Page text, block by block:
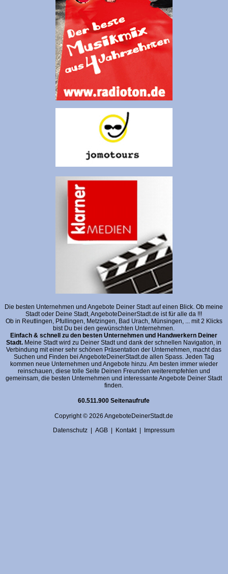
Die besten Unternehmen und Angebote Deiner Stadt auf einen Blick. Ob meine
Stadt oder Deine Stadt, AngeboteDeinerStadt.de ist für alle da !!!
Ob in Reutlingen, Pfullingen, Metzingen, Bad Urach, Münsingen, ... mit 2 Klicks
bist Du bei den gewünschten Unternehmen.
Einfach & schnell zu den besten Unternehmen und Handwerkern Deiner
Stadt. Meine Stadt wird zu Deiner Stadt und dank der schnellen Navigation, in
Verbindung mit einer sehr schönen Präsentation der Unternehmen, macht das
Suchen und Finden bei AngeboteDeinerStadt.de allen Spass. Jeden Tag
kommen neue Unternehmen und Angebote hinzu. Am besten immer wieder
reinschauen, diese tolle Seite Deinen Freunden weiterempfehlen und
gemeinsam, die besten Unternehmen und interessante Angebote Deiner Stadt
finden.
60.511.900 Seitenaufrufe
Copyright © 2026 AngeboteDeinerStadt.de
Datenschutz |AGB Kontakt| Impressum